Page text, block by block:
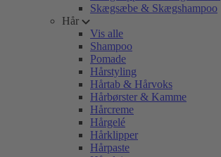
Skægsæbe & Skægshampoo
Hår
Vis alle
Shampoo
Pomade
Hårstyling
Hårtab & Hårvoks
Hårbørster & Kamme
Hårcreme
Hårgelé
Hårklipper
Hårpaste